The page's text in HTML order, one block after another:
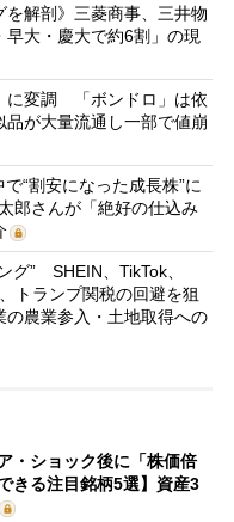
を解剖》三菱商事、三井物
大・慶大で約6割」の現
に変調 「ボンドロ」は依
が大量流通し一部で値崩
“割安になった成長株”に
郎さんが「絶好の仕込み
グ” SHEIN、TikTok、
トランプ関税の回避を狙
農業参入・土地取得への
・ショック後に「株価倍
きる注目銘柄5選】資産3